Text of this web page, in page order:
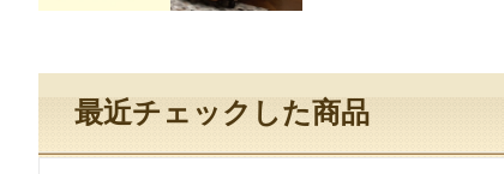
最近チェックした商品